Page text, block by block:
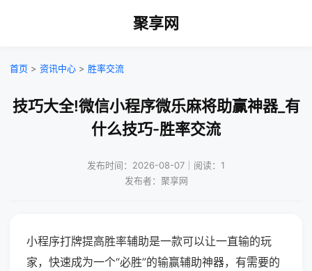
聚享网
首页 > 资讯中心 > 胜率交流
技巧大全!微信小程序微乐麻将助赢神器_有
什么技巧-胜率交流
发布时间：2026-08-07｜阅读：1
发布者：聚享网
小程序打牌提高胜率辅助是一款可以让一直输的玩
家，快速成为一个“必胜”的输赢辅助神器，有需要的